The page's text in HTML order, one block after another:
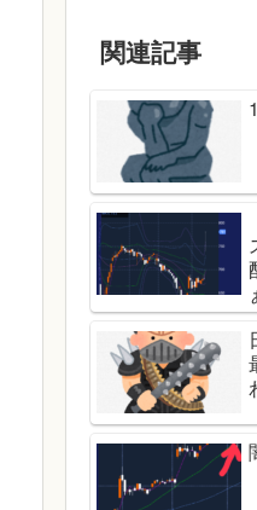
関連記事